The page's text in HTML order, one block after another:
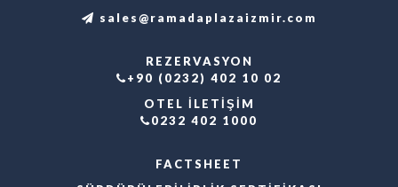
sales@ramadaplazaizmir.com
REZERVASYON
+90 (0232) 402 10 02
OTEL İLETİŞİM
0232 402 1000
FACTSHEET